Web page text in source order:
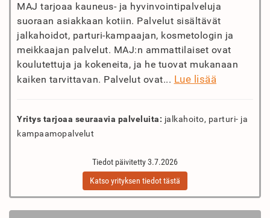
MAJ tarjoaa kauneus- ja hyvinvointipalveluja
suoraan asiakkaan kotiin. Palvelut sisältävät
jalkahoidot, parturi-kampaajan, kosmetologin ja
meikkaajan palvelut. MAJ:n ammattilaiset ovat
koulutettuja ja kokeneita, ja he tuovat mukanaan
kaiken tarvittavan. Palvelut ovat... Lue lisää
Yritys tarjoaa seuraavia palveluita: jalkahoito, parturi- ja
kampaamopalvelut
Tiedot päivitetty 3.7.2026
Katso yrityksen tiedot tästä